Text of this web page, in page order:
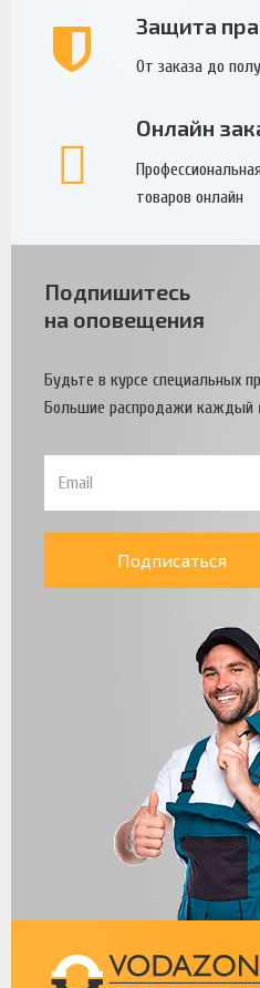
Защита
От заказа до
Онлайн
товаров онлайн
Подпишитесь
на оповещения
Будьте в курсе специальных
Большие распродажи каждый
Подписаться